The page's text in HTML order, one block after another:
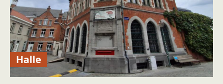
Halle